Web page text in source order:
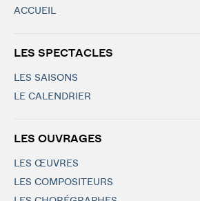
ACCUEIL
LES SPECTACLES
LES SAISONS
LE CALENDRIER
LES OUVRAGES
LES ŒUVRES
LES COMPOSITEURS